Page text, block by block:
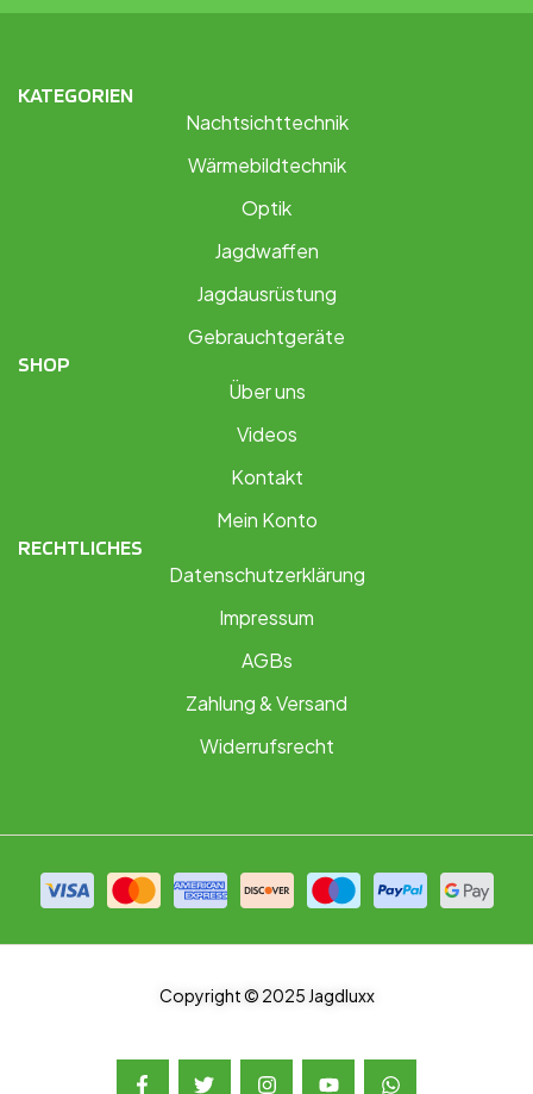
KATEGORIEN
Nachtsichttechnik
Wärmebildtechnik
Optik
Jagdwaffen
Jagdausrüstung
Gebrauchtgeräte
SHOP
Über uns
Videos
Kontakt
Mein Konto
RECHTLICHES
Datenschutzerklärung
Impressum
AGBs
Zahlung & Versand
Widerrufsrecht
Copyright © 2025 Jagdluxx